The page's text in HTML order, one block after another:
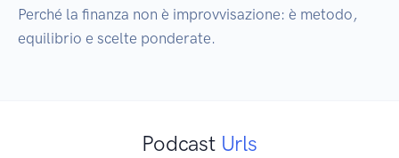
Perché la finanza non è improvvisazione: è metodo,
Podcast Urls